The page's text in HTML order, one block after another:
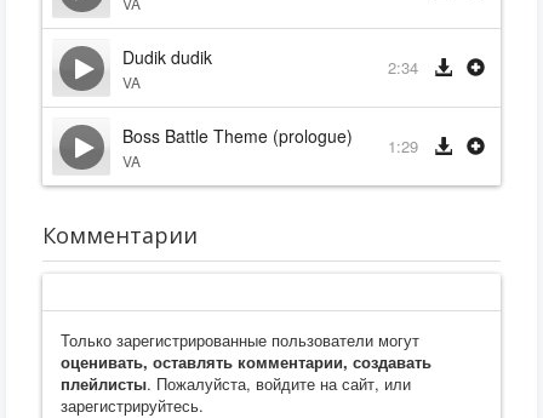
Dudik dudik
VA
2:34
Boss Battle Theme (prologue)
VA
1:29
Комментарии
Только зарегистрированные пользователи могут
оценивать, оставлять комментарии, создавать
плейлисты. Пожалуйста, войдите на сайт, или
зарегистрируйтесь.